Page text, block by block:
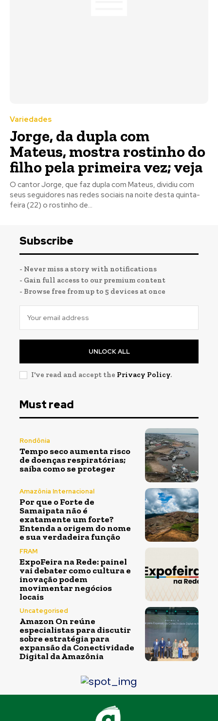
Variedades
Jorge, da dupla com
Mateus, mostra rostinho do
filho pela primeira vez; veja
O cantor Jorge, que faz dupla com Mateus, dividiu com
seus seguidores nas redes sociais na noite desta quinta-
feira (22) o rostinho de...
Subscribe
- Never miss a story with notifications
- Gain full access to our premium content
- Browse free from up to 5 devices at once
UNLOCK ALL
I've read and accept the Privacy Policy.
Must read
Rondônia
Tempo seco aumenta risco
de doenças respiratórias;
saiba como se proteger
Amazônia Internacional
Por que o Forte de
Samaipata não é
exatamente um forte?
Entenda a origem do nome
e sua verdadeira função
FRAM
ExpoFeira na Rede: painel
vai debater como cultura e
inovação podem
movimentar negócios
locais
Uncategorised
Amazon On reúne
especialistas para discutir
sobre estratégia para
expansão da Conectividade
Digital da Amazônia